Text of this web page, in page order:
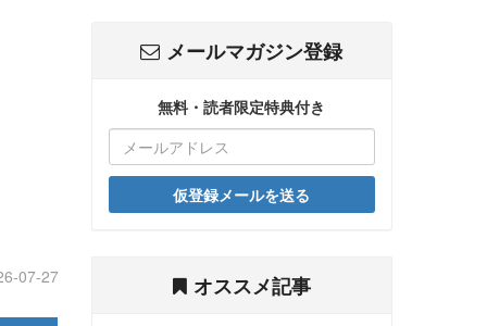
07-27
メールマガジン登録
無料・読者限定特典付き
仮登録メールを送る
オススメ記事